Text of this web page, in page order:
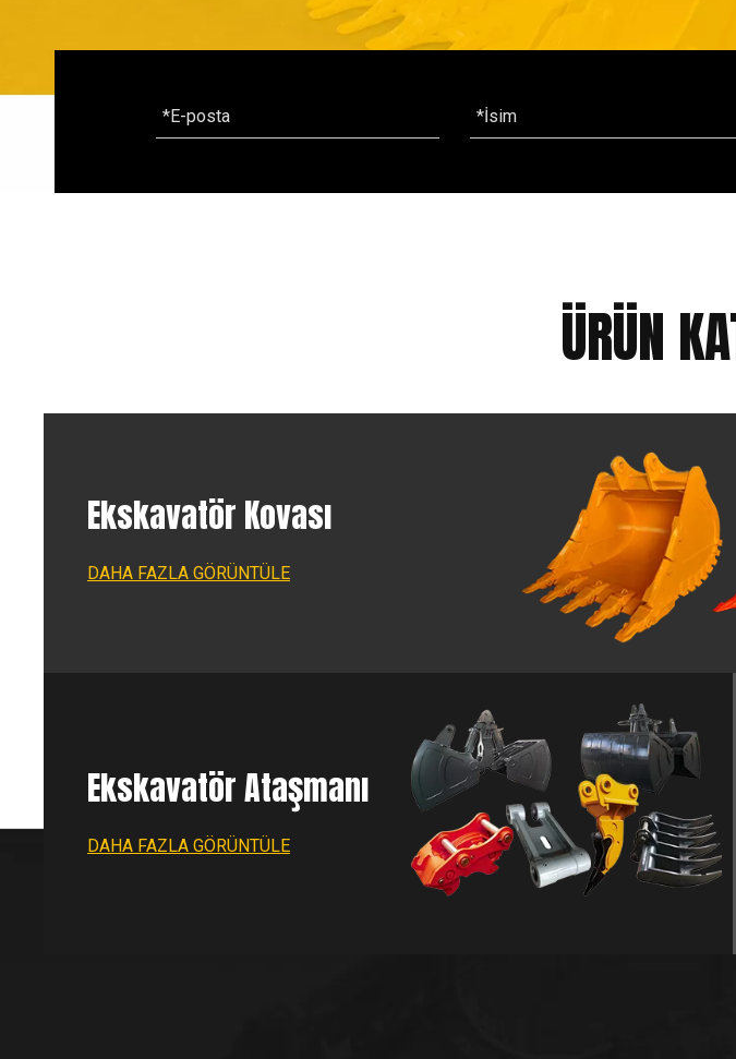
ÜRÜN
Ekskavatör Kovası
DAHA FAZLA GÖRÜNTÜLE
Ekskavatör Ataşmanı
DAHA FAZLA GÖRÜNTÜLE